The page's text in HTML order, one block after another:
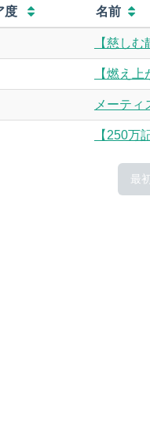
度 名前
【慈し
【燃え
メーティ
【250万
最